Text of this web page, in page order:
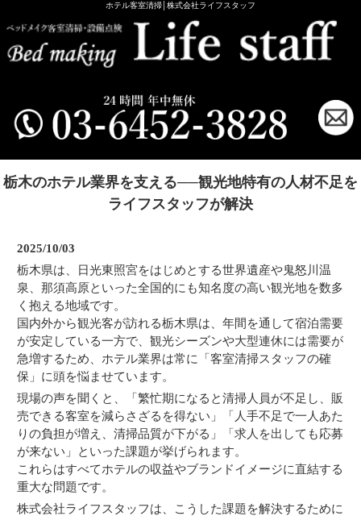
ホテル客室清掃│株式会社ライフスタッフ
栃木のホテル業界を支える──観光地特有の人材不足を
ライフスタッフが解決
2025/10/03
栃木県は、日光東照宮をはじめとする世界遺産や鬼怒川温
泉、那須高原といった全国的にも知名度の高い観光地を数多
く抱える地域です。
国内外から観光客が訪れる栃木県は、年間を通して宿泊需要
が安定している一方で、観光シーズンや大型連休には需要が
急増するため、ホテル業界は常に「客室清掃スタッフの確
保」に頭を悩ませています。
現場の声を聞くと、「繁忙期になると清掃人員が不足し、販
売できる客室を減らさざるを得ない」「人手不足で一人あた
りの負担が増え、清掃品質が下がる」「求人を出しても応募
が来ない」といった課題が挙げられます。
これらはすべてホテルの収益やブランドイメージに直結する
重大な問題です。
株式会社ライフスタッフは、こうした課題を解決するために